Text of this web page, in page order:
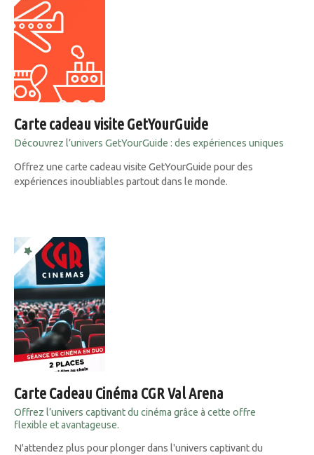
Carte cadeau visite GetYourGuide
Découvrez l’univers GetYourGuide : des expériences uniques
Offrez une carte cadeau visite GetYourGuide pour des
expériences inoubliables partout dans le monde.
Carte Cadeau Cinéma CGR Val Arena
Offrez l’univers captivant du cinéma grâce à cette offre
flexible et avantageuse.
N'attendez plus pour plonger dans l'univers captivant du